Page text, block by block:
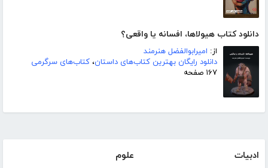
دانلود کتاب هیولاها، افسانه یا واقعی؟
از: امیرابوالفضل هنرمند
دانلود رایگان بهترین کتاب‌های داستان، کتاب‌های سرگرمی
۱۶۷ صفحه
ادبیات علوم